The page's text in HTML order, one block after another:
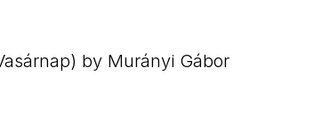
by Murányi Gábor